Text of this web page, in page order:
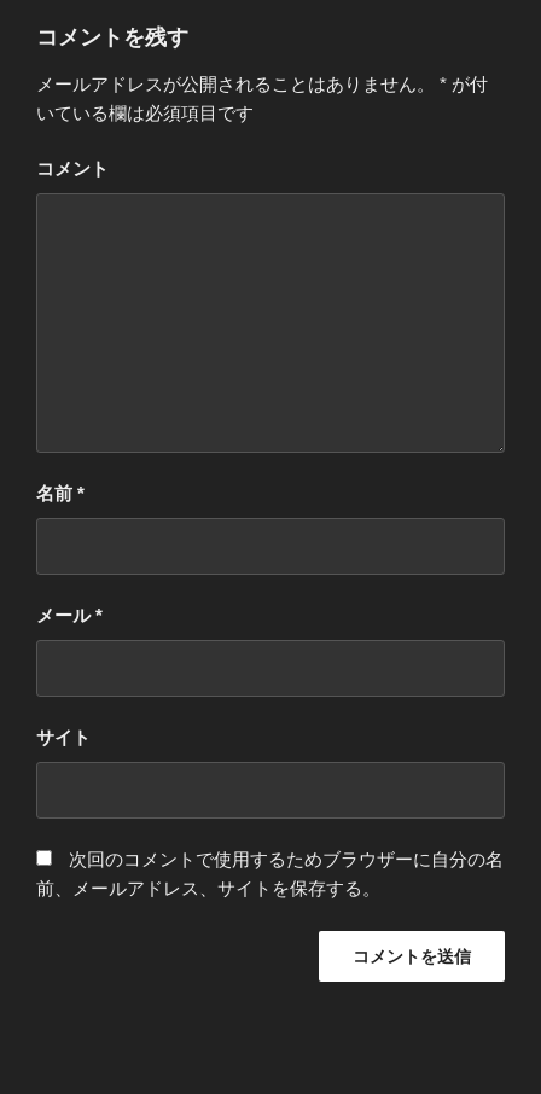
コメントを残す
メールアドレスが公開されることはありません。 * が付
いている欄は必須項目です
コメント
名前 *
メール*
サイト
次回のコメントで使用するためブラウザーに自分の名
前、メールアドレス、サイトを保存する。